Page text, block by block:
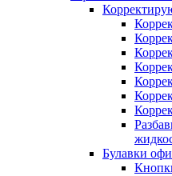
Булавки